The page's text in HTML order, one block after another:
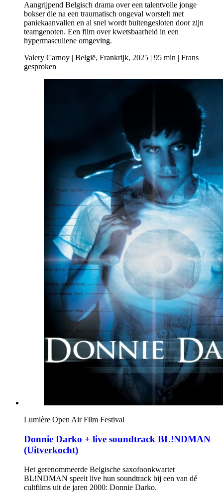
Aangrijpend Belgisch drama over een talentvolle jonge
bokser die na een traumatisch ongeval worstelt met
paniekaanvallen en al snel wordt buitengesloten door zijn
teamgenoten. Een film over kwetsbaarheid in een
hypermasculiene omgeving.
Valery Carnoy | België, Frankrijk, 2025 | 95 min | Frans
gesproken
Lumière Open Air Film Festival
Donnie Darko + live soundtrack BL!NDMAN
(Uitverkocht)
Het gerenommeerde Belgische saxofoonkwartet
BL!NDMAN speelt live hun soundtrack bij een van dé
cultfilms uit de jaren 2000: Donnie Darko.